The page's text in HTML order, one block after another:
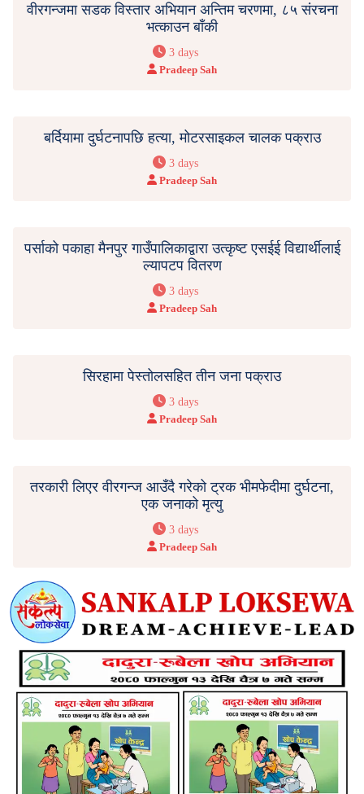
वीरगन्जमा सडक विस्तार अभियान अन्तिम चरणमा, ८५ संरचना
भत्काउन बाँकी
3 days
Pradeep Sah
बर्दियामा दुर्घटनापछि हत्या, मोटरसाइकल चालक पक्राउ
3 days
Pradeep Sah
पर्साको पकाहा मैनपुर गाउँपालिकाद्वारा उत्कृष्ट एसईई विद्यार्थीलाई
ल्यापटप वितरण
3 days
Pradeep Sah
सिरहामा पेस्तोलसहित तीन जना पक्राउ
3 days
Pradeep Sah
तरकारी लिएर वीरगन्ज आउँदै गरेको ट्रक भीमफेदीमा दुर्घटना,
एक जनाको मृत्यु
3 days
Pradeep Sah